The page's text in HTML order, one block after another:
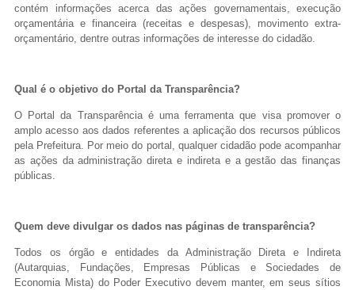
contém informações acerca das ações governamentais, execução
orçamentária e financeira (receitas e despesas), movimento extra-
orçamentário, dentre outras informações de interesse do cidadão.
Qual é o objetivo do Portal da Transparência?
O Portal da Transparência é uma ferramenta que visa promover o
amplo acesso aos dados referentes a aplicação dos recursos públicos
pela Prefeitura. Por meio do portal, qualquer cidadão pode acompanhar
as ações da administração direta e indireta e a gestão das finanças
públicas.
Quem deve divulgar os dados nas páginas de transparência?
Todos os órgão e entidades da Administração Direta e Indireta
(Autarquias, Fundações, Empresas Públicas e Sociedades de
Economia Mista) do Poder Executivo devem manter, em seus sítios